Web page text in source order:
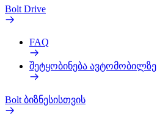
Bolt Drive
FAQ
შეტყობინება ავტომობილზე
Bolt ბიზნესისთვის